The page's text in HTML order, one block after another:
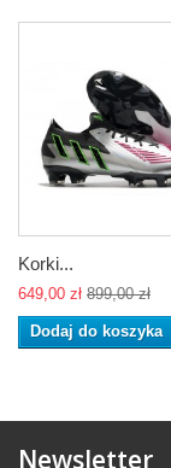
Korki...
649,00 zł 899,00 zł
Dodaj do koszyka
Newsletter